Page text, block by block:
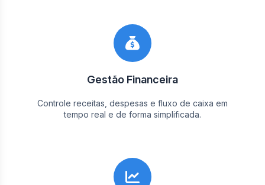
Gestão Financeira
Controle receitas, despesas e fluxo de caixa em
tempo real e de forma simplificada.